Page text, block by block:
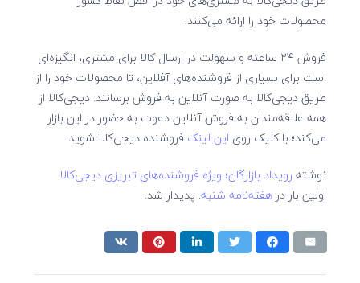
محصولات خود را ارائه می‌کنند.
فروش ۲۴ ساعته و سهولت در ارسال کالا برای مشتری، انگیزه‌ای
است برای بسیاری از فروشنده‌های آفلاین، تا محصولات خود را از
طریق دیجی‌کالا به صورت آنلاین به فروش برسانند. دیجی‌کالا از
همه علاقه‌مندان به فروش آنلاین دعوت به حضور در این بازار
می‌کند؛ با کلیک روی این لینک فروشنده دیجی‌کالا شوید.
نوشته رویداد بازارگان؛ ویژه فروشنده‌های تبریزی دیجی‌کالا
اولین بار در هفته‌نامه شنبه. پدیدار شد.